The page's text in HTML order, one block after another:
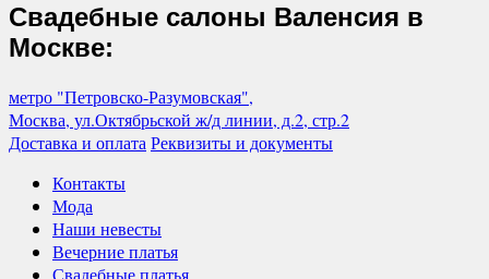
Свадебные салоны Валенсия в
Москве:
метро "Петровско-Разумовская",
Москва, ул.Октябрьской ж/д линии, д.2, стр.2
Доставка и оплата Реквизиты и документы
Контакты
Мода
Наши невесты
Вечерние платья
Свадебные платья